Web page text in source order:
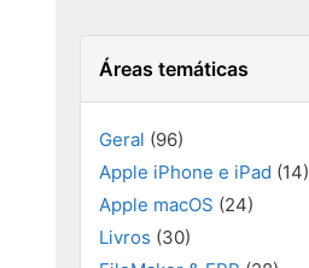
Áreas temáticas
Geral (96)
Apple iPhone e iPad (14)
Apple macOS (24)
Livros (30)